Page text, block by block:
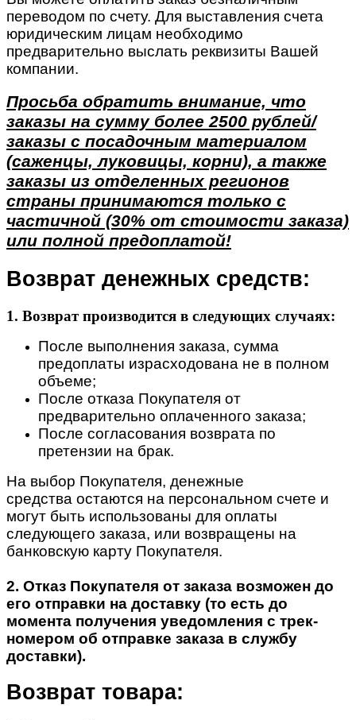
переводом по счету. Для выставления счета
юридическим лицам необходимо
предварительно выслать реквизиты Вашей
компании.
Просьба обратить внимание, что
заказы на сумму более 2500 рублей/
заказы с посадочным материалом
(саженцы, луковицы, корни), а также
заказы из отделенных регионов
страны принимаются только с
частичной (30% от стоимости заказа)
или полной предоплатой!
Возврат денежных средств:
1. Возврат производится в следующих случаях:
После выполнения заказа, сумма
предоплаты израсходована не в полном
объеме;
После отказа Покупателя от
предварительно оплаченного заказа;
После согласования возврата по
претензии на брак.
На выбор Покупателя, денежные
средства остаются на персональном счете и
могут быть использованы для оплаты
следующего заказа, или возвращены на
банковскую карту Покупателя.
2. Отказ Покупателя от заказа возможен до
его отправки на доставку (то есть до
момента получения уведомления с трек-
номером об отправке заказа в службу
доставки).
Возврат товара: